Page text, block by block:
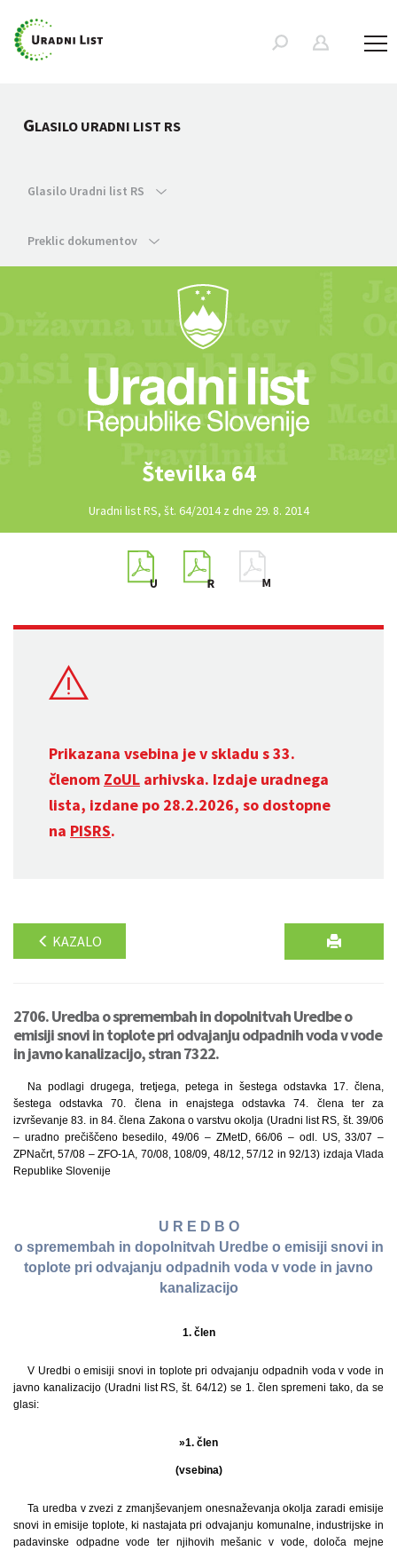
GLASILO URADNI LIST RS
Glasilo Uradni list RS
Preklic dokumentov
Številka 64
Uradni list RS, št. 64/2014 z dne 29. 8. 2014
Prikazana vsebina je v skladu s 33.
členom ZoUL arhivska. Izdaje uradnega
lista, izdane po 28.2.2026, so dostopne
na PISRS.
KAZALO
2706. Uredba o spremembah in dopolnitvah Uredbe o
emisiji snovi in toplote pri odvajanju odpadnih voda v vode
in javno kanalizacijo, stran 7322.
Na podlagi drugega, tretjega, petega in šestega odstavka 17. člena,
šestega odstavka 70. člena in enajstega odstavka 74. člena ter za
izvrševanje 83. in 84. člena Zakona o varstvu okolja (Uradni list RS, št. 39/06
– uradno prečiščeno besedilo, 49/06 – ZMetD, 66/06 – odl. US, 33/07 –
ZPNačrt, 57/08 – ZFO-1A, 70/08, 108/09, 48/12, 57/12 in 92/13) izdaja Vlada
Republike Slovenije
U R E D B O
o spremembah in dopolnitvah Uredbe o emisiji snovi in
toplote pri odvajanju odpadnih voda v vode in javno
kanalizacijo
1. člen
V Uredbi o emisiji snovi in toplote pri odvajanju odpadnih voda v vode in
javno kanalizacijo (Uradni list RS, št. 64/12) se 1. člen spremeni tako, da se
glasi:
»1. člen
(vsebina)
Ta uredba v zvezi z zmanjševanjem onesnaževanja okolja zaradi emisije
snovi in emisije toplote, ki nastajata pri odvajanju komunalne, industrijske in
padavinske odpadne vode ter njihovih mešanic v vode, določa mejne